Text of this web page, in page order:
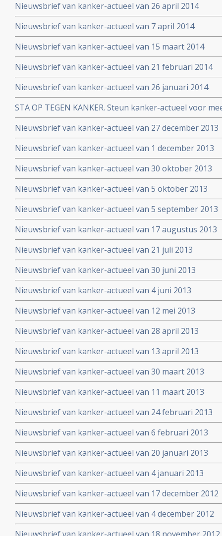
Nieuwsbrief van kanker-actueel van 26 april 2014
Nieuwsbrief van kanker-actueel van 7 april 2014
Nieuwsbrief van kanker-actueel van 15 maart 2014
Nieuwsbrief van kanker-actueel van 21 februari 2014
Nieuwsbrief van kanker-actueel van 26 januari 2014
STA OP TEGEN KANKER. Steun kanker-actueel voor
naar niet-toxische middelen en behandelingen
Nieuwsbrief van kanker-actueel van 27 december 2013
Nieuwsbrief van kanker-actueel van 1 december 2013
Nieuwsbrief van kanker-actueel van 30 oktober 2013
Nieuwsbrief van kanker-actueel van 5 oktober 2013
Nieuwsbrief van kanker-actueel van 5 september 2013
Nieuwsbrief van kanker-actueel van 17 augustus 2013
Nieuwsbrief van kanker-actueel van 21 juli 2013
Nieuwsbrief van kanker-actueel van 30 juni 2013
Nieuwsbrief van kanker-actueel van 4 juni 2013
Nieuwsbrief van kanker-actueel van 12 mei 2013
Nieuwsbrief van kanker-actueel van 28 april 2013
Nieuwsbrief van kanker-actueel van 13 april 2013
Nieuwsbrief van kanker-actueel van 30 maart 2013
Nieuwsbrief van kanker-actueel van 11 maart 2013
Nieuwsbrief van kanker-actueel van 24 februari 2013
Nieuwsbrief van kanker-actueel van 6 februari 2013
Nieuwsbrief van kanker-actueel van 20 januari 2013
Nieuwsbrief van kanker-actueel van 4 januari 2013
Nieuwsbrief van kanker-actueel van 17 december 2012
Nieuwsbrief van kanker-actueel van 4 december 2012